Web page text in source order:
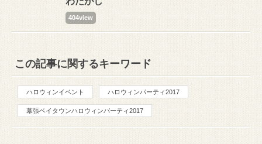
404view
この記事に関するキーワード
ハロウィンイベント ハロウィンパーティ2017
幕張ベイタウンハロウィンパーティ2017